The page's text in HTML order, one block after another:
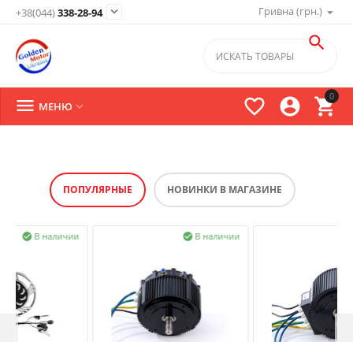
Гривна (грн.)
+38(044)338-28-94 
0




 МЕНЮ 
ПОПУЛЯРНЫЕ НОВИНКИ В МАГАЗИНЕ
наличии В наличии